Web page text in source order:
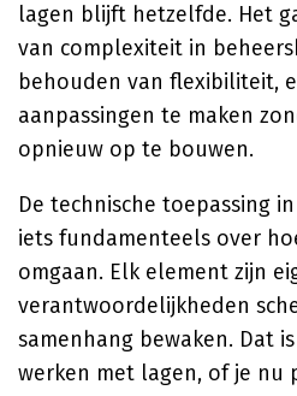
lagen blijft hetzelfde. Het
van complexiteit in
behouden van flexibiliteit,
aanpassingen te maken
opnieuw op te bouwen.
De technische toepassing
iets fundamenteels over
omgaan. Elk element zijn
verantwoordelijkheden
samenhang bewaken. Dat
werken met lagen, of je nu